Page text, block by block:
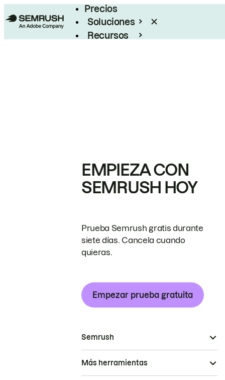
Precios
Soluciones
Recursos
EMPIEZA CON
SEMRUSH HOY
Prueba Semrush gratis durante
siete días. Cancela cuando
quieras.
Empezar prueba gratuita
Semrush
Más herramientas